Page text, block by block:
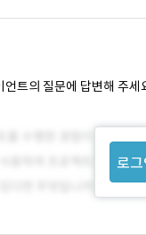
트의 질문에 답변해 주세
로